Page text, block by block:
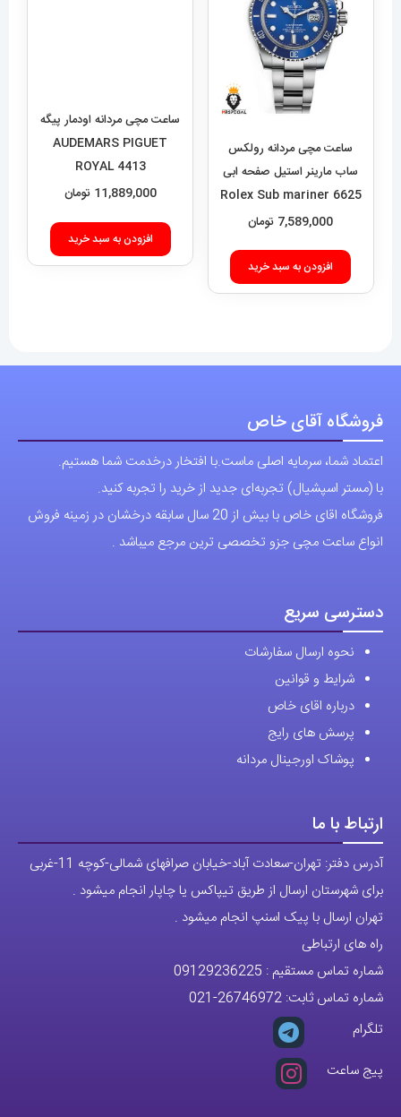
ساعت مچی مردانه رولکس
ساب مارینر استیل صفحه ابی
6625 Rolex Sub mariner
7,589,000 تومان
افزودن به سبد خرید
ساعت مچی مردانه اودمار پیگه
AUDEMARS PIGUET
ROYAL 4413
11,889,000 تومان
افزودن به سبد خرید
فروشگاه آقای خاص
اعتماد شما، سرمایه اصلی ماست.با افتخار درخدمت شما هستیم.
با (مستر اسپشیال) تجربه‌ای جدید از خرید را تجربه کنید.
فروشگاه اقای خاص با بیش از 20 سال سابقه درخشان در زمینه فروش
انواع ساعت مچی جزو تخصصی ترین مرجع میباشد .
دسترسی سریع
نحوه ارسال سفارشات
شرایط و قوانین
درباره اقای خاص
پرسش های رایج
پوشاک اورجینال مردانه
ارتباط با ما
آدرس دفتر: تهران-سعادت آباد-خیابان صرافهای شمالی-کوچه 11-غربی
برای شهرستان ارسال از طریق تیپاکس یا چاپار انجام میشود .
تهران ارسال با پیک اسنپ انجام میشود .
راه های ارتباطی
شماره تماس مستقیم : 09129236225
شماره تماس ثابت: 26746972
-021
تلگرام
پیج ساعت